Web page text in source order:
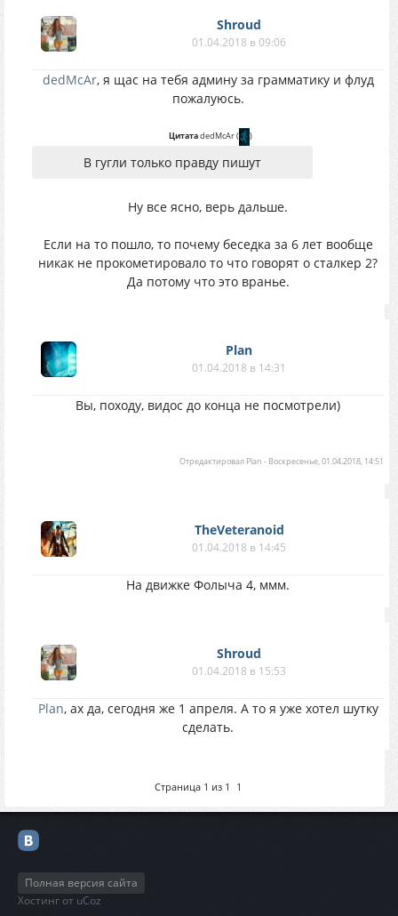
Shroud
01.04.2018 в 09:06
dedMcAr, я щас на тебя админу за грамматику и флуд
пожалуюсь.
ЦитатаdedMcAr( )
В гугли только правду пишут
Ну все ясно, верь дальше.
Если на то пошло, то почему беседка за 6 лет вообще
никак не прокометировало то что говорят о сталкер 2?
Да потому что это вранье.
Plan
01.04.2018 в 14:31
Вы, походу, видос до конца не посмотрели)
Отредактировал Plan - Воскресенье, 01.04.2018, 14:51
TheVeteranoid
01.04.2018 в 14:45
На движке Фолыча 4, ммм.
Shroud
01.04.2018 в 15:53
Plan, ах да, сегодня же 1 апреля. А то я уже хотел шутку
сделать.
Страница 1 из 1 1
Полная версия сайта
Хостинг от uCoz